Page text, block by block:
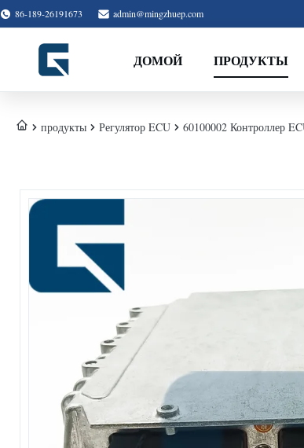
86-189-26191673 admin@mingzhuep.com
ДОМОЙ ПРОДУКТЫ
продукты Регулятор ECU 60100002 Контроллер